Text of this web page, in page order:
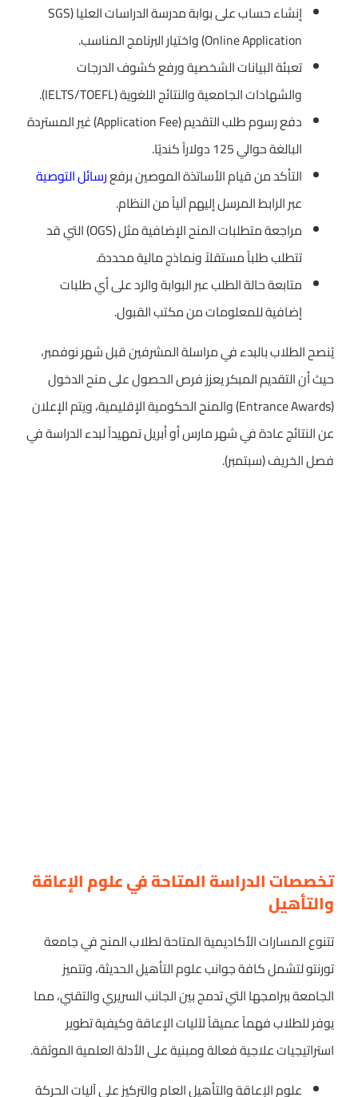
إنشاء حساب على بوابة مدرسة الدراسات العليا (SGS
Online Application) واختيار البرنامج المناسب.
تعبئة البيانات الشخصية ورفع كشوف الدرجات
والشهادات الجامعية والنتائج اللغوية (IELTS/TOEFL).
دفع رسوم طلب التقديم (Application Fee) غير المستردة
البالغة حوالي 125 دولاراً كنديًا.
التأكد من قيام الأساتذة الموصين برفعرسائل التوصية
عبر الرابط المرسل إليهم آلياً من النظام.
مراجعة متطلبات المنح الإضافية مثل (OGS) التي قد
تتطلب طلباً مستقلاً ونماذج مالية محددة.
متابعة حالة الطلب عبر البوابة والرد على أي طلبات
إضافية للمعلومات من مكتب القبول.
يُنصح الطلاب بالبدء في مراسلة المشرفين قبل شهر نوفمبر،
حيث أن التقديم المبكر يعزز فرص الحصول على منح الدخول
(Entrance Awards) والمنح الحكومية الإقليمية، ويتم الإعلان
عن النتائج عادة في شهر مارس أو أبريل تمهيداً لبدء الدراسة في
فصل الخريف (سبتمبر).
تخصصات الدراسة المتاحة في علوم الإعاقة
والتأهيل
تتنوع المسارات الأكاديمية المتاحة لطلاب المنح في جامعة
تورنتو لتشمل كافة جوانب علوم التأهيل الحديثة، وتتميز
الجامعة ببرامجها التي تدمج بين الجانب السريري والتقني، مما
يوفر للطلاب فهماً عميقاً لآليات الإعاقة وكيفية تطوير
استراتيجيات علاجية فعالة ومبنية على الأدلة العلمية الموثقة.
علوم الإعاقة والتأهيل العام والتركيز على آليات الحركة